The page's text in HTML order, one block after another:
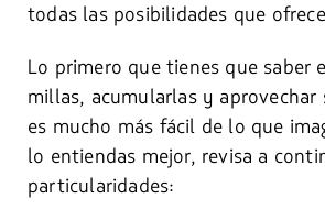
todas las posibilidades que
Lo primero que tienes que saber
millas, acumularlas y aprovechar
es mucho más fácil de lo que
lo entiendas mejor, revisa a
particularidades: